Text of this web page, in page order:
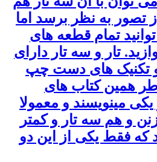
تصور به نظر برسد اما
تمام قطعه ­های
تار و سه تار دارای
و تکنیک های دست چپ
همین کتاب های
یکی مینویسند و معمولا
و هم سه تار و کمتر
که فقط یکی از این دو